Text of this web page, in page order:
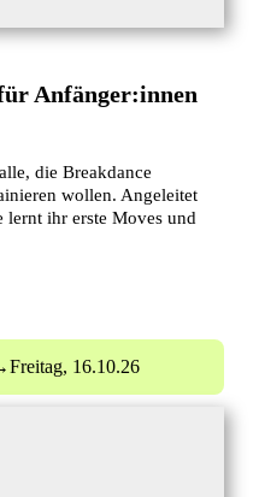
Anfänger:innen
die Breakdance
wollen. Angeleitet
ihr erste Moves und
Freitag, 16.10.26